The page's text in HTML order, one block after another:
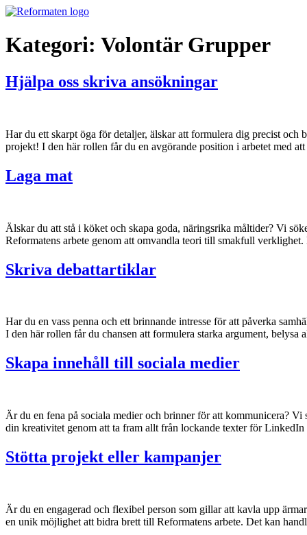
Hoppa
innehåll
Kategori: Volontär Grupper
Hjälpa oss skriva ansökningar
Har du ett skarpt öga för detaljer, älskar att formulera dig precist
projekt! I den här rollen får du en avgörande position i arbetet med
Laga mat
Älskar du att stå i köket och skapa goda, näringsrika måltider? Vi
Reformatens arbete genom att omvandla teori till smakfull
Skriva debattartiklar
Har du en vass penna och ett brinnande intresse för att påverka
I den här rollen får du chansen att formulera starka argument,
Skapa innehåll till sociala medier
Är du en fena på sociala medier och brinner för att kommunicera?
din kreativitet genom att ta fram allt från lockande texter för
Stötta projekt eller kampanjer
Är du en engagerad och flexibel person som gillar att kavla upp
en unik möjlighet att bidra brett till Reformatens arbete. Det kan